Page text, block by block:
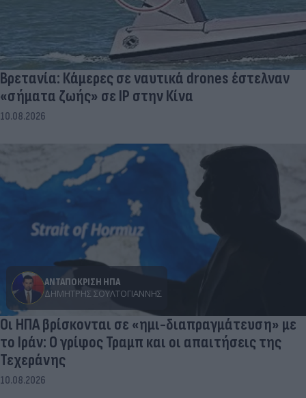
Βρετανία: Κάμερες σε ναυτικά drones έστελναν
«σήματα ζωής» σε IP στην Κίνα
10.08.2026
ΑΝΤΑΠΟΚΡΙΣΗ ΗΠΑ
ΔΗΜΉΤΡΗΣ ΣΟΥΛΤΟΓΙΆΝΝΗΣ
Οι ΗΠΑ βρίσκονται σε «ημι-διαπραγμάτευση» με
το Ιράν: Ο γρίφος Τραμπ και οι απαιτήσεις της
Τεχεράνης
10.08.2026